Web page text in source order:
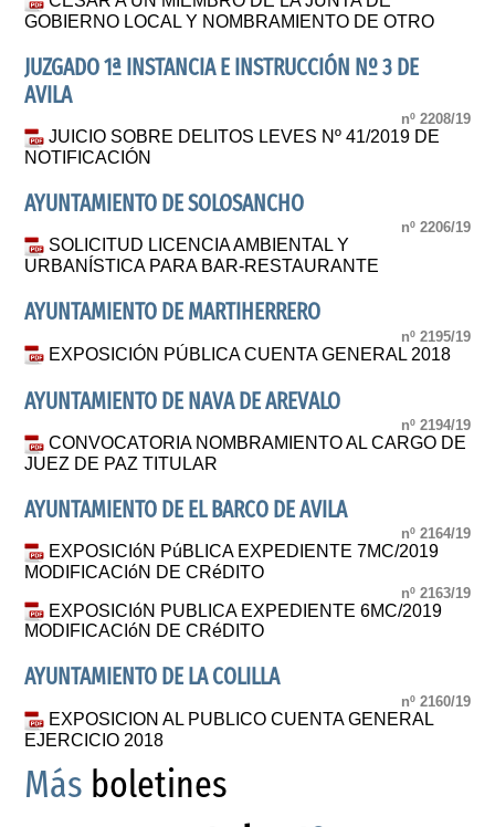
GOBIERNO LOCAL Y NOMBRAMIENTO DE OTRO
JUZGADO 1ª INSTANCIA E INSTRUCCIÓN Nº 3 DE
AVILA
nº 2208/19
JUICIO SOBRE DELITOS LEVES Nº 41/2019 DE
NOTIFICACIÓN
AYUNTAMIENTO DE SOLOSANCHO
nº 2206/19
SOLICITUD LICENCIA AMBIENTAL Y
URBANÍSTICA PARA BAR-RESTAURANTE
AYUNTAMIENTO DE MARTIHERRERO
nº 2195/19
EXPOSICIÓN PÚBLICA CUENTA GENERAL 2018
AYUNTAMIENTO DE NAVA DE AREVALO
nº 2194/19
CONVOCATORIA NOMBRAMIENTO AL CARGO DE
JUEZ DE PAZ TITULAR
AYUNTAMIENTO DE EL BARCO DE AVILA
nº 2164/19
EXPOSICIóN PúBLICA EXPEDIENTE 7MC/2019
MODIFICACIóN DE CRéDITO
nº 2163/19
EXPOSICIóN PUBLICA EXPEDIENTE 6MC/2019
MODIFICACIóN DE CRéDITO
AYUNTAMIENTO DE LA COLILLA
nº 2160/19
EXPOSICION AL PUBLICO CUENTA GENERAL
EJERCICIO 2018
Más boletines